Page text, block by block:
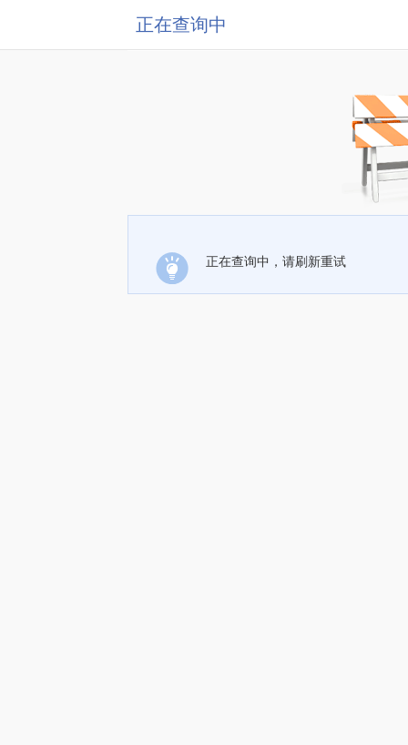
正在查询中
正在查询中，请刷新重试